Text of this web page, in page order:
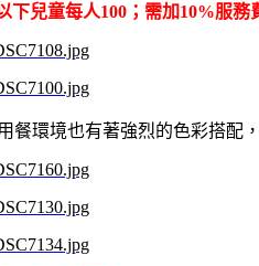
下兒童每人100 ；需加10%服務
餐環境也有著強烈的色彩搭配